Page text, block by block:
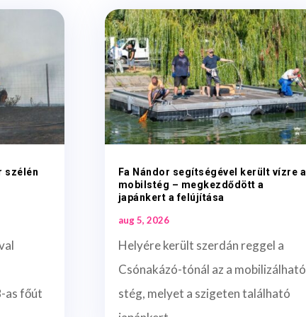
szélén
as főút
Fa Nándor segítségével került vízre a
mobilstég – megkezdődött a
japánkert a felújítása
aug 5, 2026
Helyére került szerdán reggel a
Csónakázó-tónál az a mobilizálható
stég, melyet a szigeten található